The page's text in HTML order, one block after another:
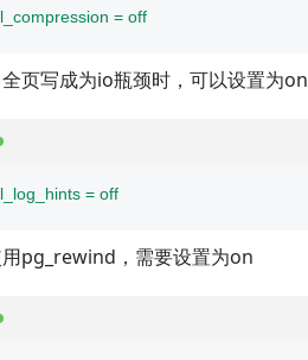
= off
页写成为io瓶颈时，可以设置为on
= off
pg_rewind，需要设置为on